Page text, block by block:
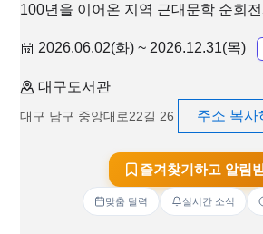
100년을 이어온 지역 근대문학 순회전
2026.06.02(화) ~ 2026.12.31(목)
대구도서관
대구 남구 중앙대로22길 26 주소 복사
즐겨찾기하고 알림
맞춤 달력 실시간 소식